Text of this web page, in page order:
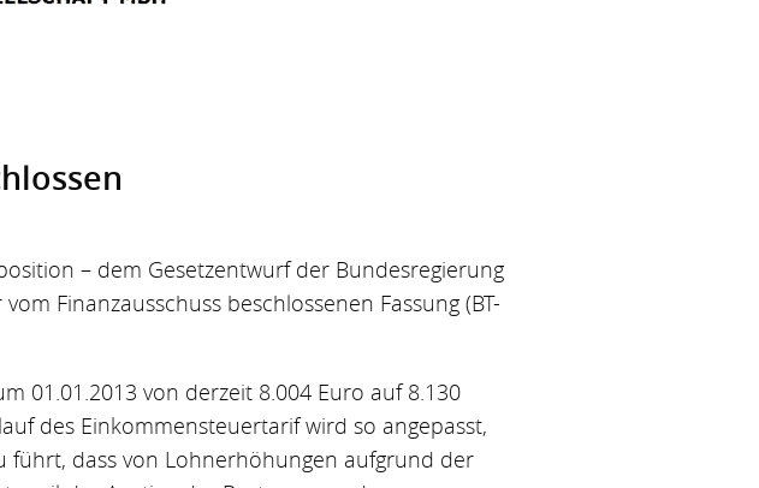
– dem Gesetzentwurf der Bundesregierung
Finanzausschuss beschlossenen Fassung (BT-
01.01.2013 von derzeit 8.004 Euro auf 8.130
des Einkommensteuertarif wird so angepasst,
führt, dass von Lohnerhöhungen aufgrund der